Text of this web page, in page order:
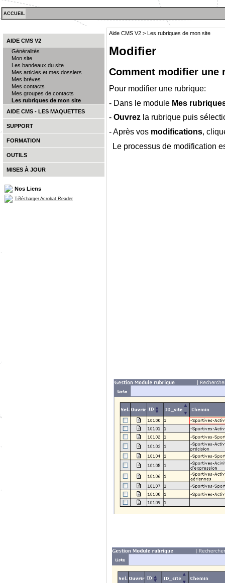
ACCUEIL
AIDE CMS V2
Généralités
Mon site
Les bandeaux du site
Mes articles et mes dossiers
Mes brèves
Mes contacts
Mes groupes de contacts
Les rubriques de mon site
AIDE CMS - LES MAQUETTES
SUPPORT
FORMATION
OUTILS
MISES À JOUR
Nos Liens
Télécharger Acrobat Reader
Aide CMS V2 > Les rubriques de mon site
Modifier
Comment modifier une
Pour modifier une rubrique:
- Dans le module Mes
- Ouvrez la rubrique puis
- Après vos modifications,
Le processus de modification